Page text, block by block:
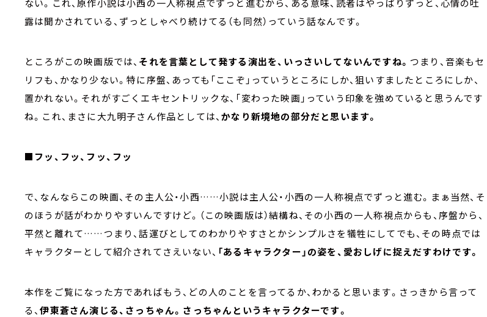
露は聞かされている、ずっとしゃべり続けてる（も同然）っていう話なんです。
ところがこの映画版では、 それを言葉として発する演出を、いっさいしてないんですね。 つまり、音楽もセ
リフも、かなり少ない。特に序盤、あっても「ここぞ」っていうところにしか、狙いすましたところにしか、
置かれない。それがすごくエキセントリックな、「変わった映画」っていう印象を強めていると思うんです
ね。これ、まさに大九明子さん作品としては、かなり新境地の部分だと思います。
■フッ、フッ、フッ、フッ
で、なんならこの映画、その主人公・小西……小説は主人公・小西の一人称視点でずっと進む。まぁ当然、そ
のほうが話がわかりやすいんですけど。（この映画版は）結構ね、その小西の一人称視点からも、序盤から、
平然と離れて……つまり、話運びとしてのわかりやすさとかシンプルさを犠牲にしてでも、その時点では
キャラクターとして紹介されてさえいない、 「あるキャラクター」の姿を、愛おしげに捉えだすわけです。
本作をご覧になった方であればもう、どの人のことを言ってるか、わかると思います。さっきから言って
る、伊東蒼さん演じる、さっちゃん。さっちゃんというキャラクターです。